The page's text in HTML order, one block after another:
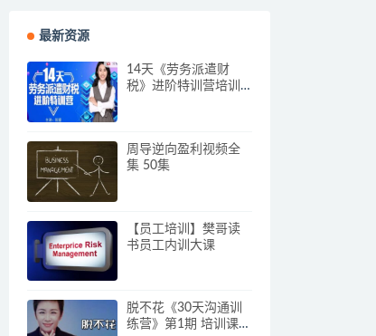
最新资源
14天《劳务派遣财
税》进阶特训营培训
周导逆向盈利视频全
集 50集
【员工培训】樊哥读
书员工内训大课
脱不花《30天沟通训
练营》第1期 培训课程